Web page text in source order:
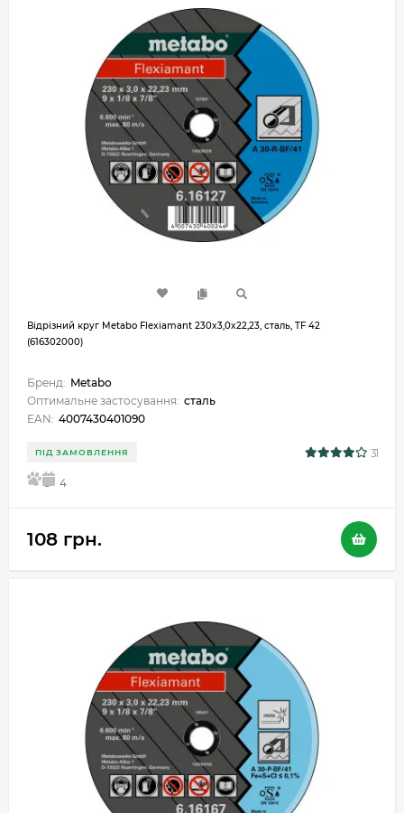
Відрізний круг Metabo Flexiamant 230x3,0x22,23, сталь, TF 42
(616302000)
Бренд: Metabo
Оптимальне застосування: сталь
EAN: 4007430401090
ПІД ЗАМОВЛЕННЯ 31
5 4
108 грн.